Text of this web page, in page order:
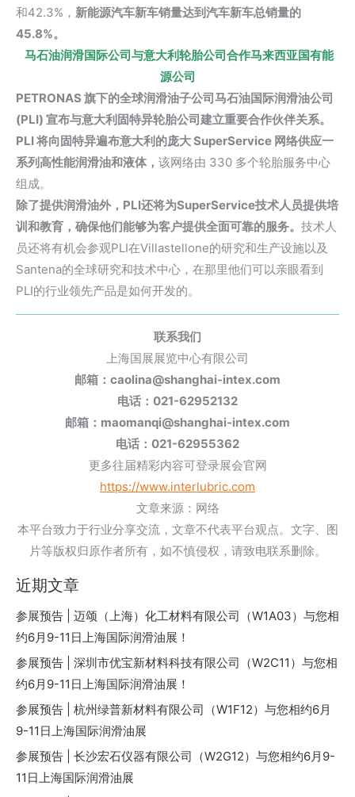
和42.3%， 新能源汽车新车销量达到汽车新车总销量的
45.8%。
马石油润滑国际公司与意大利轮胎公司合作马来西亚国有能
源公司
PETRONAS 旗下的全球润滑油子公司马石油国际润滑油公司
(PLI) 宣布与意大利固特异轮胎公司建立重要合作伙伴关系。
PLI 将向固特异遍布意大利的庞大 SuperService 网络供应一
系列高性能润滑油和液体， 该网络由 330 多个轮胎服务中心
组成。
除了提供润滑油外，PLI还将为SuperService技术人员提供培
训和教育，确保他们能够为客户提供全面可靠的服务。 技术人
员还将有机会参观PLI在Villastellone的研究和生产设施以及
Santena的全球研究和技术中心，在那里他们可以亲眼看到
PLI的行业领先产品是如何开发的。
联系我们
上海国展展览中心有限公司
邮箱：caolina@shanghai-intex.com
电话：021-62952132
邮箱：maomanqi@shanghai-intex.com
电话：021-62955362
更多往届精彩内容可登录展会官网
https://www.interlubric.com
文章来源：网络
本平台致力于行业分享交流，文章不代表平台观点。文字、图
片等版权归原作者所有，如不慎侵权，请致电联系删除。
近期文章
参展预告 | 迈颂（上海）化工材料有限公司（W1A03）与您相
约6月9-11日上海国际润滑油展！
参展预告 | 深圳市优宝新材料科技有限公司（W2C11）与您相
约6月9-11日上海国际润滑油展！
参展预告 | 杭州绿普新材料有限公司（W1F12）与您相约6月
9-11日上海国际润滑油展
参展预告 | 长沙宏石仪器有限公司（W2G12）与您相约6月9-
11日上海国际润滑油展